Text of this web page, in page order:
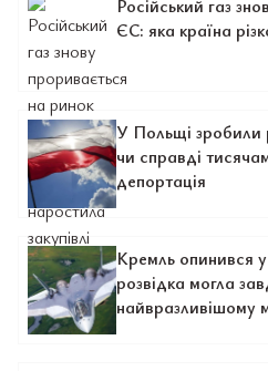
Російський газ
ЄС: яка країна
У Польщі зробили
чи справді
депортація
Кремль опинився у
розвідка могла
найвразливішому